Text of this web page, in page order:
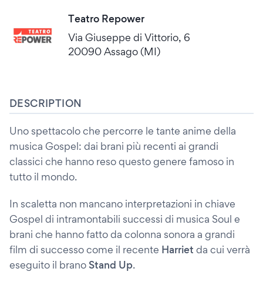
Teatro Repower
Via Giuseppe di Vittorio, 6
20090 Assago (MI)
DESCRIPTION
Uno spettacolo che percorre le tante anime della
musica Gospel: dai brani più recenti ai grandi
classici che hanno reso questo genere famoso in
tutto il mondo.
In scaletta non mancano interpretazioni in chiave
Gospel di intramontabili successi di musica Soul e
brani che hanno fatto da colonna sonora a grandi
film di successo come il recente Harriet da cui verrà
eseguito il brano Stand Up.